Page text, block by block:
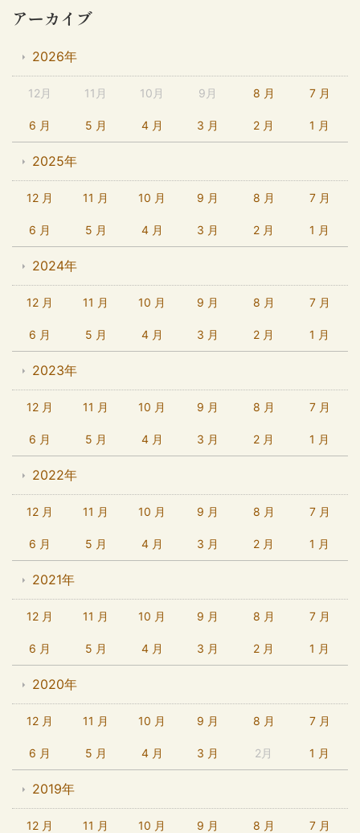
アーカイブ
2026年
12月 11月 10月 9月 8 月 7 月
6 月 5 月 4 月 3 月 2 月 1 月
2025年
12 月 11 月 10 月 9 月 8 月 7 月
6 月 5 月 4 月 3 月 2 月 1 月
2024年
12 月 11 月 10 月 9 月 8 月 7 月
6 月 5 月 4 月 3 月 2 月 1 月
2023年
12 月 11 月 10 月 9 月 8 月 7 月
6 月 5 月 4 月 3 月 2 月 1 月
2022年
12 月 11 月 10 月 9 月 8 月 7 月
6 月 5 月 4 月 3 月 2 月 1 月
2021年
12 月 11 月 10 月 9 月 8 月 7 月
6 月 5 月 4 月 3 月 2 月 1 月
2020年
12 月 11 月 10 月 9 月 8 月 7 月
6 月 5 月 4 月 3 月 2月 1 月
2019年
12 月 11 月 10 月 9 月 8 月 7 月